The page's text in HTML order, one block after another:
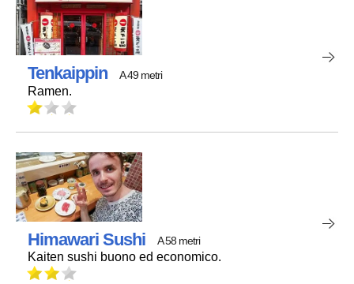
Tenkaippin A 49 metri
Ramen.
Himawari Sushi A 58 metri
Kaiten sushi buono ed economico.